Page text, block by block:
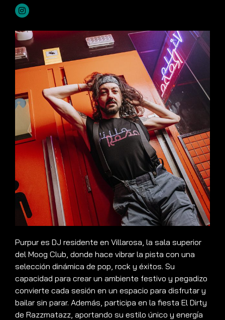
Purpur es DJ residente en Villarosa, la sala superior
del Moog Club, donde hace vibrar la pista con una
selección dinámica de pop, rock y éxitos. Su
capacidad para crear un ambiente festivo y pegadizo
convierte cada sesión en un espacio para disfrutar y
bailar sin parar. Además, participa en la fiesta El Dirty
de Razzmatazz, aportando su estilo único y energía